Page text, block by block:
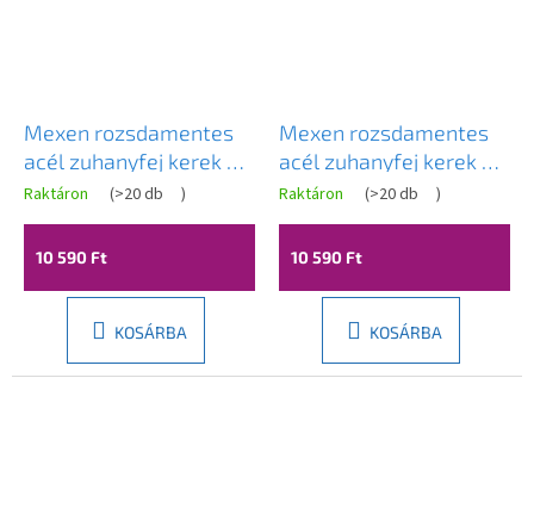
Mexen rozsdamentes
acél zuhanyfej kerek 25
cm, arany, 79225-50
Raktáron (>20 db )
10 590 Ft
KOSÁRBA
Mexen rozsdamentes
acél zuhanyfej kerek 25
cm, fekete, 79225-70
Raktáron (>20 db )
10 590 Ft
KOSÁRBA